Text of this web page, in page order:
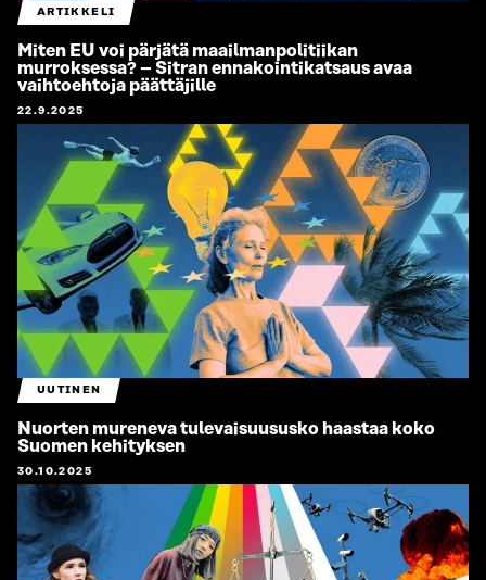
ARTIKKELI
Miten EU voi pärjätä maailmanpolitiikan
murroksessa? – Sitran ennakointikatsaus avaa
vaihtoehtoja päättäjille
22.9.2025
UUTINEN
Nuorten mureneva tulevaisuususko haastaa koko
Suomen kehityksen
30.10.2025